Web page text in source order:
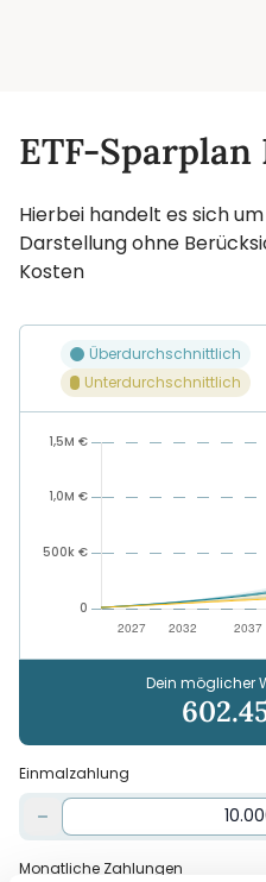
ETF-Sparplan
Hierbei handelt es sich
Darstellung ohne
Kosten
Überdurchschnittlich
Unterdurchschnittlich
Dein möglicher
Einmalzahlung
Monatliche Zahlungen